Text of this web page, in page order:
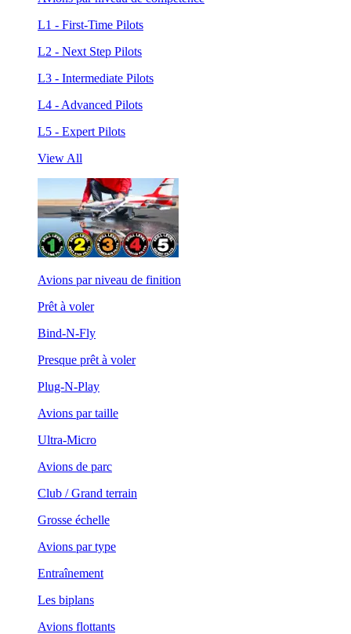
L1 - First-Time Pilots
L2 - Next Step Pilots
L3 - Intermediate Pilots
L4 - Advanced Pilots
L5 - Expert Pilots
View All
Avions par niveau de finition
Prêt à voler
Bind-N-Fly
Presque prêt à voler
Plug-N-Play
Avions par taille
Ultra-Micro
Avions de parc
Club / Grand terrain
Grosse échelle
Avions par type
Entraînement
Les biplans
Avions flottants